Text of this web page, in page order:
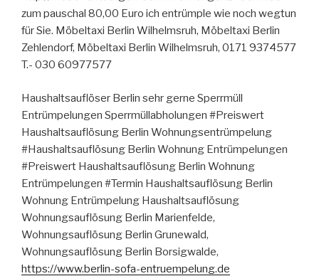
zum pauschal 80,00 Euro ich entrümple wie noch wegtun
für Sie. Möbeltaxi Berlin Wilhelmsruh, Möbeltaxi Berlin
Zehlendorf, Möbeltaxi Berlin Wilhelmsruh, 0171 9374577
T.- 030 60977577
Haushaltsauflöser Berlin sehr gerne Sperrmüll
Entrümpelungen Sperrmüllabholungen #Preiswert
Haushaltsauflösung Berlin Wohnungsentrümpelung
#Haushaltsauflösung Berlin Wohnung Entrümpelungen
#Preiswert Haushaltsauflösung Berlin Wohnung
Entrümpelungen #Termin Haushaltsauflösung Berlin
Wohnung Entrümpelung Haushaltsauflösung
Wohnungsauflösung Berlin Marienfelde,
Wohnungsauflösung Berlin Grunewald,
Wohnungsauflösung Berlin Borsigwalde,
https://www.berlin-sofa-entruempelung.de